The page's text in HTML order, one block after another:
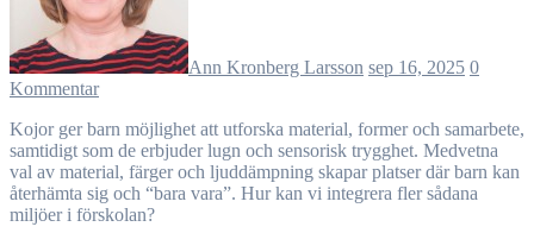
Ann Kronberg Larsson sep 16, 2025 0
Kommentar
Kojor ger barn möjlighet att utforska material, former och samarbete,
samtidigt som de erbjuder lugn och sensorisk trygghet. Medvetna
val av material, färger och ljuddämpning skapar platser där barn kan
återhämta sig och “bara vara”. Hur kan vi integrera fler sådana
miljöer i förskolan?